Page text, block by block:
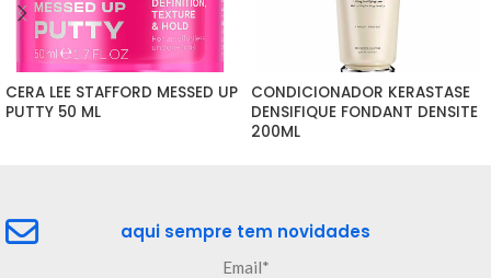
CERA LEE STAFFORD MESSED UP
PUTTY 50 ML
CONDICIONADOR KERASTASE
DENSIFIQUE FONDANT DENSITE
200ML
aqui sempre tem novidades
Email*